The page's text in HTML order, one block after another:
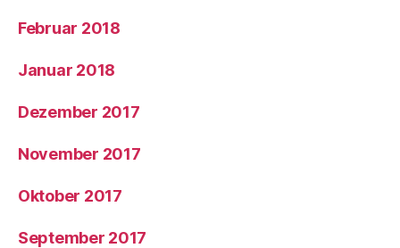
Februar 2018
Januar 2018
Dezember 2017
November 2017
Oktober 2017
September 2017